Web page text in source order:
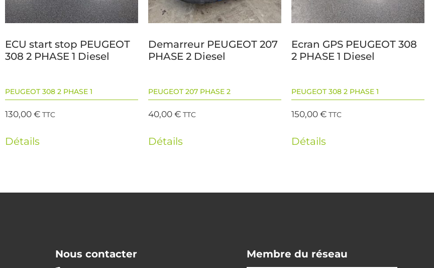
ECU start stop PEUGEOT
308 2 PHASE 1 Diesel
PEUGEOT 308 2 PHASE 1
130,00€ TTC
Détails
Demarreur PEUGEOT 207
PHASE 2 Diesel
PEUGEOT 207 PHASE 2
40,00€ TTC
Détails
Ecran GPS PEUGEOT 308
2 PHASE 1 Diesel
PEUGEOT 308 2 PHASE 1
150,00€ TTC
Détails
Nous contacter
Membre du réseau